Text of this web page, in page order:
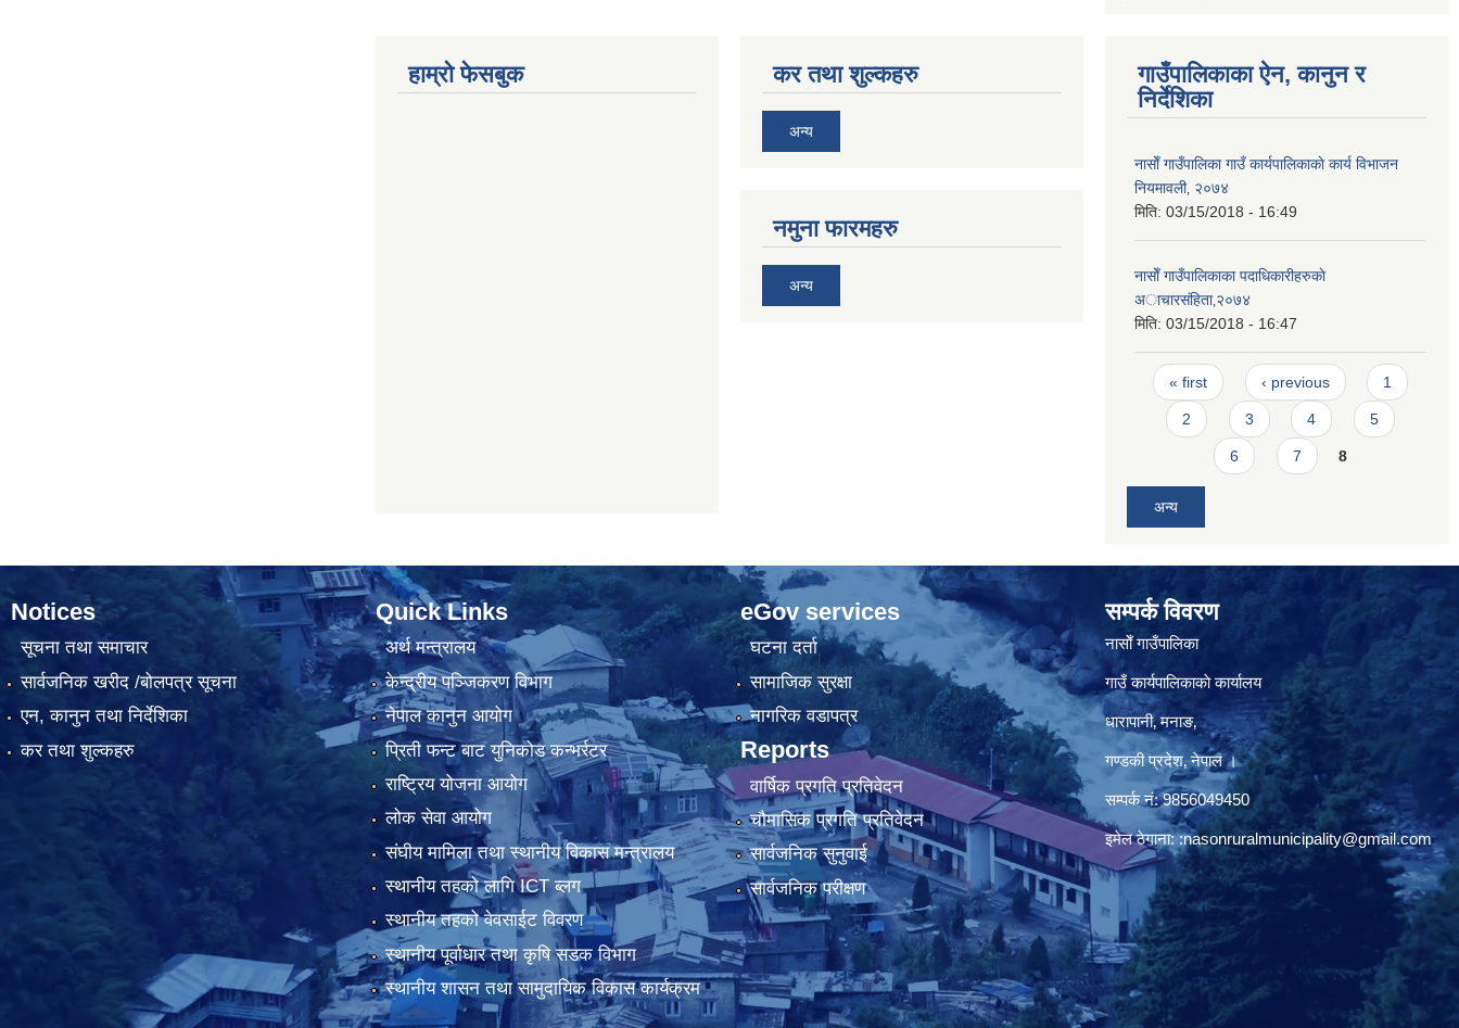
हाम्रो फेसबुक कर तथा शुल्कहरु
अन्य
नमुना फारमहरु
अन्य
गाउँपालिकाका ऐन, कानुन र
निर्देशिका
नासाेँ गाउँपालिका गाउँ कार्यपालिकाकाे कार्य विभाजन
नियमावली‚ २०७४
मिति: 03/15/2018 - 16:49
नासाेँ गाउँपालिकाका पदाधिकारीहरुकाे
अाचारस‌ंहिता‚२०७४
मिति: 03/15/2018 - 16:47
Pages
« first ‹ previous 1
2 3 4 5
6 7 8
अन्य
Notices
सूचना तथा समाचार
सार्वजनिक खरीद /बोलपत्र सूचना
एन, कानुन तथा निर्देशिका
कर तथा शुल्कहरु
Quick Links
अर्थ मन्त्रालय
केन्द्रीय पञ्जिकरण विभाग
नेपाल कानुन आयोग
प्रिती फन्ट बाट युनिकोड कन्भर्रटर
राष्ट्रिय योजना आयोग
लोक सेवा आयोग
संघीय मामिला तथा स्थानीय विकास मन्त्रालय
स्थानीय तहको लागि ICT ब्लग
स्थानीय तहको वेवसाईट विवरण
स्थानीय पूर्वाधार तथा कृषि सडक विभाग
स्थानीय शासन तथा सामुदायिक विकास कार्यक्रम
eGov services
घटना दर्ता
सामाजिक सुरक्षा
नागरिक वडापत्र
Reports
वार्षिक प्रगति प्रतिवेदन
चौमासिक प्रगति प्रतिवेदन
सार्वजनिक सुनुवाई
सार्वजनिक परीक्षण
सम्पर्क विवरण
नासाेँ गाउँपालिका
गाउँ कार्यपालिकाकाे कार्यालय
धारापानी‚ मनाङ‚
गण्डकी प्रदेश‚ नेपाल ।
सम्पर्क न‌ं‍: 9856049450
इमेल ठेगाना::nasonruralmunicipality@gmail.com